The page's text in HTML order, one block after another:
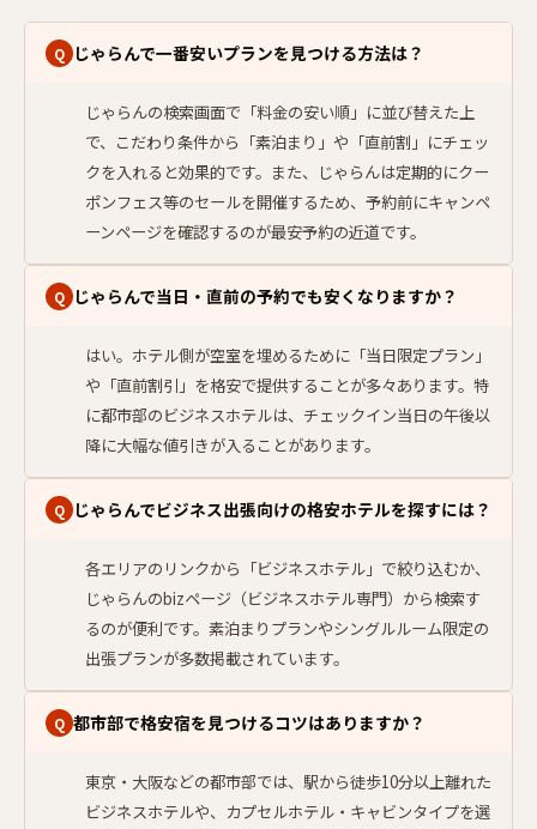
Q じゃらんで一番安いプランを見つける方法は？
じゃらんの検索画面で「料金の安い順」に並び替えた上
で、こだわり条件から「素泊まり」や「直前割」にチェッ
クを入れると効果的です。また、じゃらんは定期的にクー
ポンフェス等のセールを開催するため、予約前にキャンペ
ーンページを確認するのが最安予約の近道です。
Q じゃらんで当日・直前の予約でも安くなりますか？
はい。ホテル側が空室を埋めるために「当日限定プラン」
や「直前割引」を格安で提供することが多々あります。特
に都市部のビジネスホテルは、チェックイン当日の午後以
降に大幅な値引きが入ることがあります。
Q じゃらんでビジネス出張向けの格安ホテルを探すには？
各エリアのリンクから「ビジネスホテル」で絞り込むか、
じゃらんのbizページ（ビジネスホテル専門）から検索す
るのが便利です。素泊まりプランやシングルルーム限定の
出張プランが多数掲載されています。
Q 都市部で格安宿を見つけるコツはありますか？
東京・大阪などの都市部では、駅から徒歩10分以上離れた
ビジネスホテルや、カプセルホテル・キャビンタイプを選